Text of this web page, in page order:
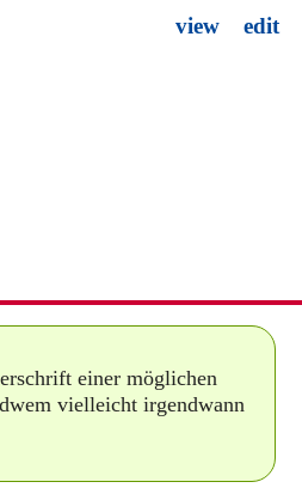
view edit
einer möglichen
vielleicht irgendwann